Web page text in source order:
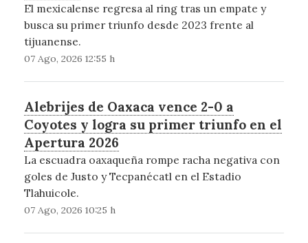
El mexicalense regresa al ring tras un empate y
busca su primer triunfo desde 2023 frente al
tijuanense.
07 Ago, 2026 12:55 h
Alebrijes de Oaxaca vence 2-0 a
Coyotes y logra su primer triunfo en el
Apertura 2026
La escuadra oaxaqueña rompe racha negativa con
goles de Justo y Tecpanécatl en el Estadio
Tlahuicole.
07 Ago, 2026 10:25 h